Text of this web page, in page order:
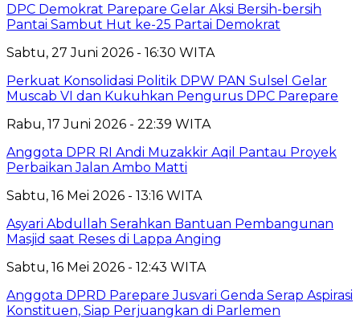
DPC Demokrat Parepare Gelar Aksi Bersih-bersih
Pantai Sambut Hut ke-25 Partai Demokrat
Sabtu, 27 Juni 2026 - 16:30 WITA
Perkuat Konsolidasi Politik DPW PAN Sulsel Gelar
Muscab VI dan Kukuhkan Pengurus DPC Parepare
Rabu, 17 Juni 2026 - 22:39 WITA
Anggota DPR RI Andi Muzakkir Aqil Pantau Proyek
Perbaikan Jalan Ambo Matti
Sabtu, 16 Mei 2026 - 13:16 WITA
Asyari Abdullah Serahkan Bantuan Pembangunan
Masjid saat Reses di Lappa Anging
Sabtu, 16 Mei 2026 - 12:43 WITA
Anggota DPRD Parepare Jusvari Genda Serap Aspirasi
Konstituen, Siap Perjuangkan di Parlemen